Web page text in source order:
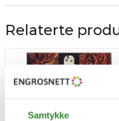
Samtykke
Relaterte